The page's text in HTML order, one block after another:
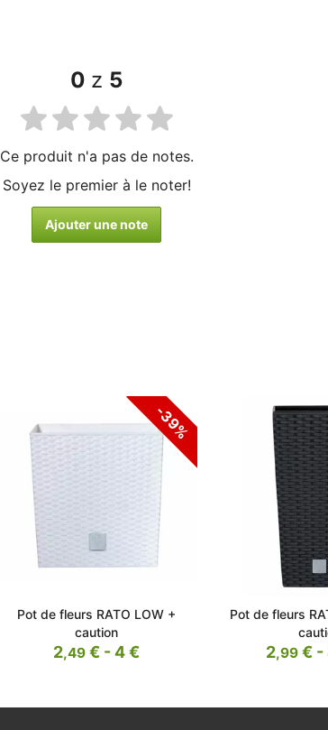
0 z 5
Ce produit n'a pas de notes.
Soyez le premier à le noter!
Ajouter une note
-39%
Pot de fleurs RATO LOW +
caution
2,49 € - 4 €
Pot de fleurs
2,99€ -